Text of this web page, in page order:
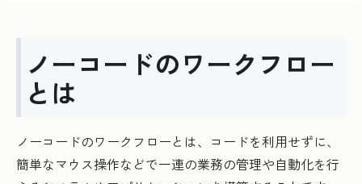
ノーコードのワークフロー
とは
ノーコードのワークフローとは、コードを利用せずに、
簡単なマウス操作などで一連の業務の管理や自動化を行